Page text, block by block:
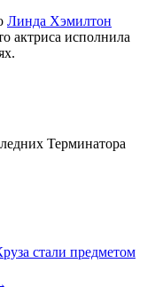
Линда Хэмилтон
актриса исполнила
Терминатора
стали предметом